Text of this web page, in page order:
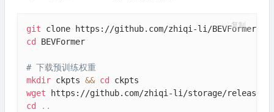
git
cd
BEVFormer
# 下载预训练权重
mkdir ckpts && cd
wget
cd
..
复制